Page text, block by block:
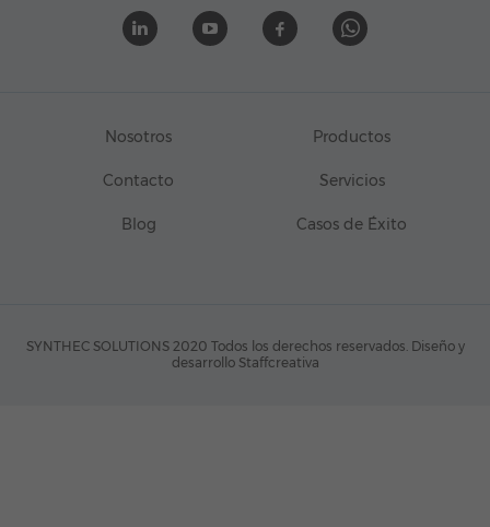
Nosotros Productos
Contacto Servicios
Blog Casos de Éxito
SYNTHEC SOLUTIONS 2020 Todos los derechos reservados. Diseño y
desarrollo Staffcreativa